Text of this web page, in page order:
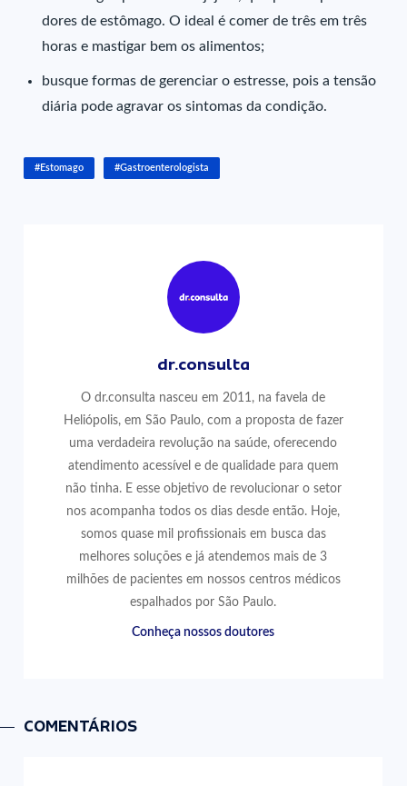
dores de estômago. O ideal é comer de três em três
horas e mastigar bem os alimentos;
busque formas de gerenciar o estresse, pois a tensão
diária pode agravar os sintomas da condição.
#Estomago #Gastroenterologista
dr.consulta
O dr.consulta nasceu em 2011, na favela de
Heliópolis, em São Paulo, com a proposta de fazer
uma verdadeira revolução na saúde, oferecendo
atendimento acessível e de qualidade para quem
não tinha. E esse objetivo de revolucionar o setor
nos acompanha todos os dias desde então. Hoje,
somos quase mil profissionais em busca das
melhores soluções e já atendemos mais de 3
milhões de pacientes em nossos centros médicos
espalhados por São Paulo.
Conheça nossos doutores
COMENTÁRIOS